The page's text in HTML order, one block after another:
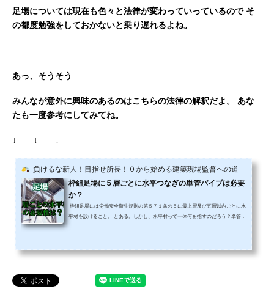
足場については現在も色々と法律が変わっていっているので そ
の都度勉強をしておかないと乗り遅れるよね。
あっ、そうそう
みんなが意外に興味のあるのはこちらの法律の解釈だよ。
あな
たも一度参考にしてみてね。
↓ ↓ ↓
負けるな新人！目指せ所長！０から始める建築現場監督への道
枠組足場に５層ごとに水平つなぎの単管パイプは必要
か？
枠組足場には労働安全衛生規則の第５７１条の５に最上層及び五層以内ごとに水
平材を設けること。 とある。しかし、水平材って一体何を指すのだろう？単管パ